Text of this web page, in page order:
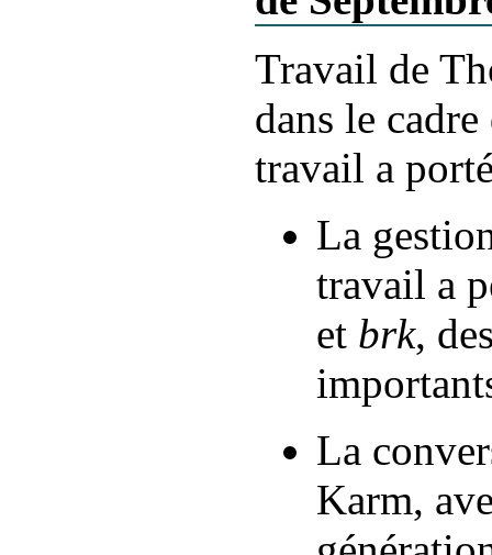
Travail de
dans le
travail a
La
travail a
et brk,
La
Karm,